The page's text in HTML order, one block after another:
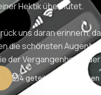
Hektik überflutet.
uns daran erinnern,
die schönsten
der Vergangenheit in
4 geteilte Erinnerungen